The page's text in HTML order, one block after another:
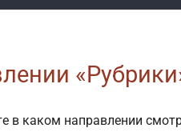
в каком направлении